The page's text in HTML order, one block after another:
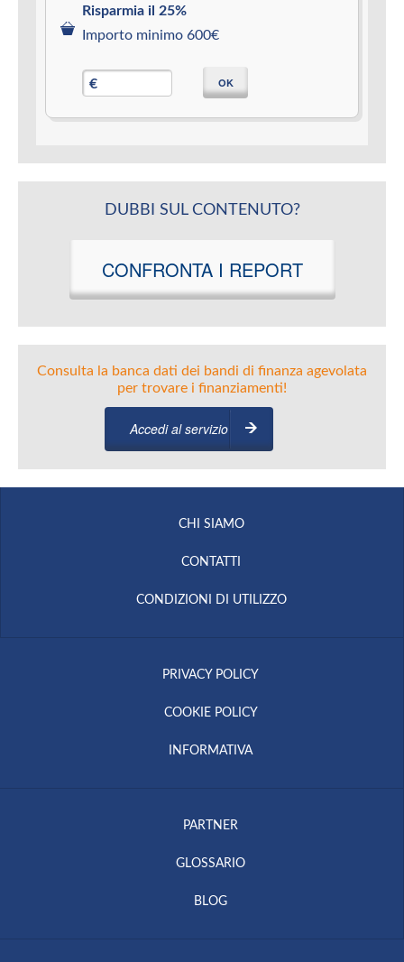
Risparmia il 25%
Importo minimo 600€
€ OK
DUBBI SUL CONTENUTO?
CONFRONTA I REPORT
Consulta la banca dati dei bandi di finanza agevolata
per trovare i finanziamenti!
Accedi al servizio
CHI SIAMO
CONTATTI
CONDIZIONI DI UTILIZZO
PRIVACY POLICY
COOKIE POLICY
INFORMATIVA
PARTNER
GLOSSARIO
BLOG